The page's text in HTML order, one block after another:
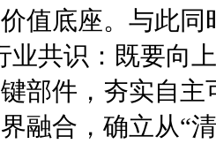
值底座。与此同
业共识：既要向
部件，夯实自主
融合，确立从“